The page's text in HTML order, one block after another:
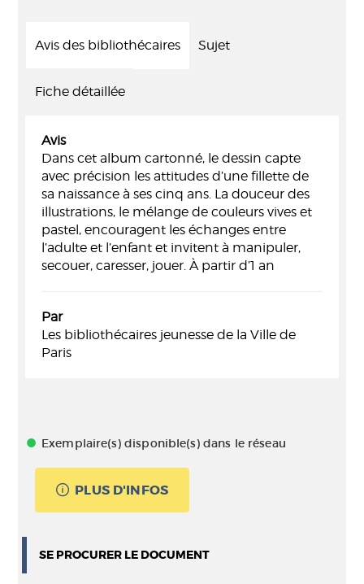
Avis des bibliothécaires Sujet
Fiche détaillée
Avis
Dans cet album cartonné, le dessin capte
avec précision les attitudes d’une fillette de
sa naissance à ses cinq ans. La douceur des
illustrations, le mélange de couleurs vives et
pastel, encouragent les échanges entre
l’adulte et l’enfant et invitent à manipuler,
secouer, caresser, jouer. À partir d’1 an
Par
Les bibliothécaires jeunesse de la Ville de
Paris
Exemplaire(s) disponible(s) dans le réseau
PLUS D'INFOS
SE PROCURER LE DOCUMENT